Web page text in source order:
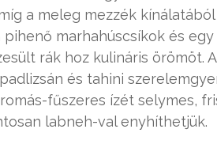
a meleg mezzék kínálatából
marhahúscsíkok és
rák hoz kulináris örömöt.
és tahini
fűszeres ízét selymes,
labneh-val enyhíthetjük.